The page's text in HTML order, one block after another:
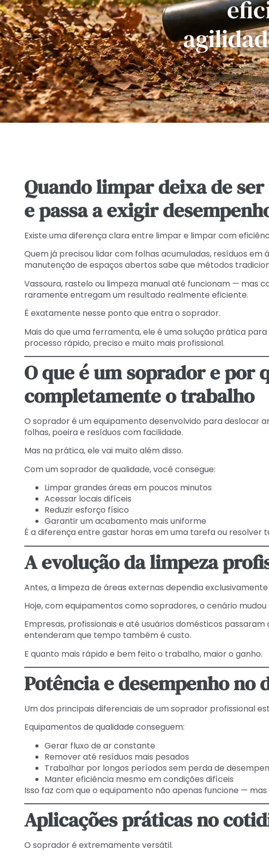
Quando limpar deixa de
e passa a exigir
Existe uma diferença clara entre limpar e limpar com
Quem já precisou lidar com folhas acumuladas, resíduos
manutenção de espaços abertos sabe que métodos
Vassoura, rastelo ou limpeza manual até funcionam — mas
raramente entregam um resultado realmente eficiente.
É exatamente nesse ponto que entra o soprador.
Mais do que uma ferramenta, ele é uma solução prática
processo rápido, preciso e muito mais profissional.
O que é um soprador e por
completamente o trabalho
O soprador é um equipamento desenvolvido para deslocar
folhas, poeira e resíduos com facilidade.
Mas na prática, ele vai muito além disso.
Com um soprador de qualidade, você consegue:
Limpar grandes áreas em poucos minutos
Acessar locais difíceis
Reduzir esforço físico
Garantir um acabamento mais uniforme
É a diferença entre gastar horas em uma tarefa ou resolver
A evolução da limpeza
Antes, a limpeza de áreas externas dependia
Hoje, com equipamentos como sopradores, o cenário
Empresas, profissionais e até usuários domésticos
entenderam que tempo também é custo.
E quanto mais rápido e bem feito o trabalho, maior o ganho.
Potência e desempenho no
Um dos principais diferenciais de um soprador profissional
Equipamentos de qualidade conseguem:
Gerar fluxo de ar constante
Remover até resíduos mais pesados
Trabalhar por longos períodos sem perda de
Manter eficiência mesmo em condições difíceis
Isso faz com que o equipamento não apenas funcione —
Aplicações práticas no
O soprador é extremamente versátil.